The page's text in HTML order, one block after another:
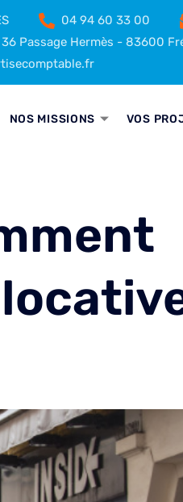
04 94 60 33 00
36 Passage Hermès - 83600
NOS MISSIONS VOS